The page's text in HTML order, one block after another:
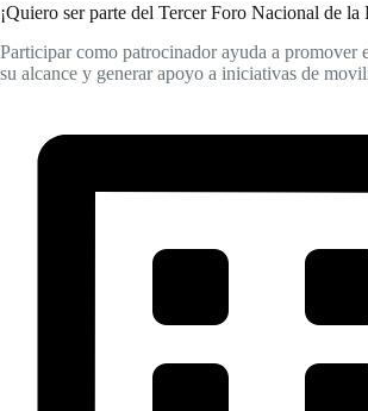
¡Quiero ser parte del Tercer Foro Nacional de la
Participar como patrocinador ayuda a promover
su alcance y generar apoyo a iniciativas de